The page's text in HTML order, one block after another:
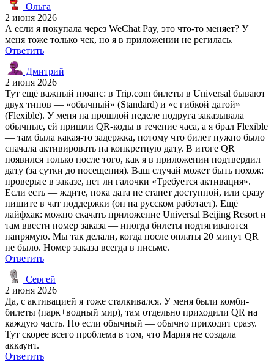
Ольга
2 июня 2026
А если я покупала через WeChat Pay, это что-то меняет? У
меня тоже только чек, но я в приложении не регилась.
Ответить
Дмитрий
2 июня 2026
Тут ещё важный нюанс: в Trip.com билеты в Universal бывают
двух типов — «обычный» (Standard) и «с гибкой датой»
(Flexible). У меня на прошлой неделе подруга заказывала
обычные, ей пришли QR-коды в течение часа, а я брал Flexible
— там была какая-то задержка, потому что билет нужно было
сначала активировать на конкретную дату. В итоге QR
появился только после того, как я в приложении подтвердил
дату (за сутки до посещения). Ваш случай может быть похож:
проверьте в заказе, нет ли галочки «Требуется активация».
Если есть — ждите, пока дата не станет доступной, или сразу
пишите в чат поддержки (он на русском работает). Ещё
лайфхак: можно скачать приложение Universal Beijing Resort и
там ввести номер заказа — иногда билеты подтягиваются
напрямую. Мы так делали, когда после оплаты 20 минут QR
не было. Номер заказа всегда в письме.
Ответить
Сергей
2 июня 2026
Да, с активацией я тоже сталкивался. У меня были комби-
билеты (парк+водный мир), там отдельно приходили QR на
каждую часть. Но если обычный — обычно приходит сразу.
Тут скорее всего проблема в том, что Мария не создала
аккаунт.
Ответить